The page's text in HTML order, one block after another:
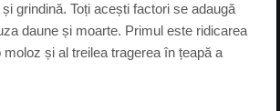
grindină. Toți acești factori se adaugă
daune și moarte. Primul este ridicarea
și al treilea tragerea în țeapă a